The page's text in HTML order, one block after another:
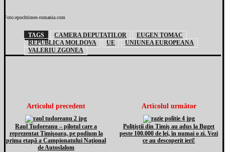
Foto:epochtimes-romania.com
TAGS CAMERA DEPUTATILOR
EUGEN TOMAC
REPUBLICA MOLDOVA
UE
UNIUNEA EUROPEANA
VALERIU ZGONEA
Articolul precedent
Raul Tudoreanu – pilotul care a
reprezentat Timişoara, pe podium la
prima etapă a Campionatului Naţional
de Autoslalom
Articolul următor
Poliţiştii din Timiş au adus la Buget
peste 100.000 de lei, în numai o zi. Vezi
ce au descoperit ieri!